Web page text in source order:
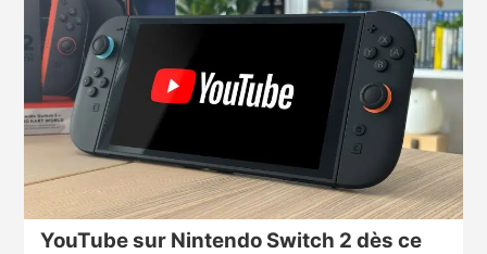
YouTube sur Nintendo Switch 2 dès ce